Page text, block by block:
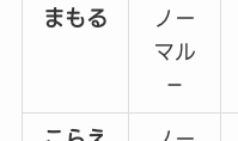
まもる
ノー
マル
－